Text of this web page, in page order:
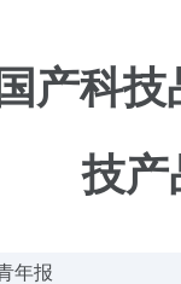
产科
技产
年报